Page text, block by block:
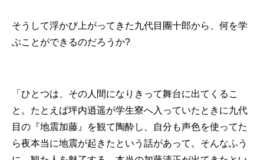
そうして浮かび上がってきた九代目團十郎から、何を学
ぶことができるのだろうか?
「ひとつは、その人間になりきって舞台に出てくるこ
と。たとえば坪内逍遥が学生寮へ入っていたときに九代
目の『地震加藤』を観て陶酔し、自分も声色を使ってた
ら夜本当に地震が起きたという話があって。そんなふう